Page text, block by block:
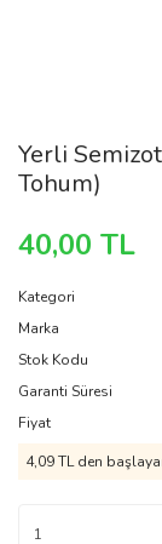
Yerli
Tohum)
40,00 TL
Kategori
Marka
Stok Kodu
Garanti Süresi
Fiyat
4,09 TL den